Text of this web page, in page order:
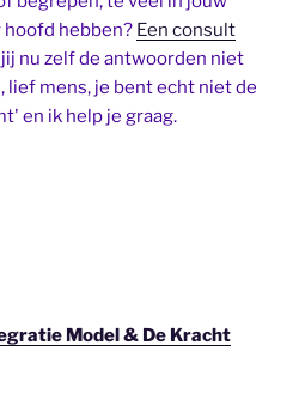
hoofd hebben? Een consult
nu zelf de antwoorden niet
lief mens, je bent echt niet de
en ik help je graag.
Model & De Kracht